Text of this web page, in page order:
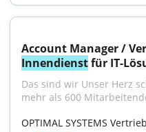
Innendienst für IT-
Das sind wir Unser Herz
mehr als 600
OPTIMAL SYSTEMS